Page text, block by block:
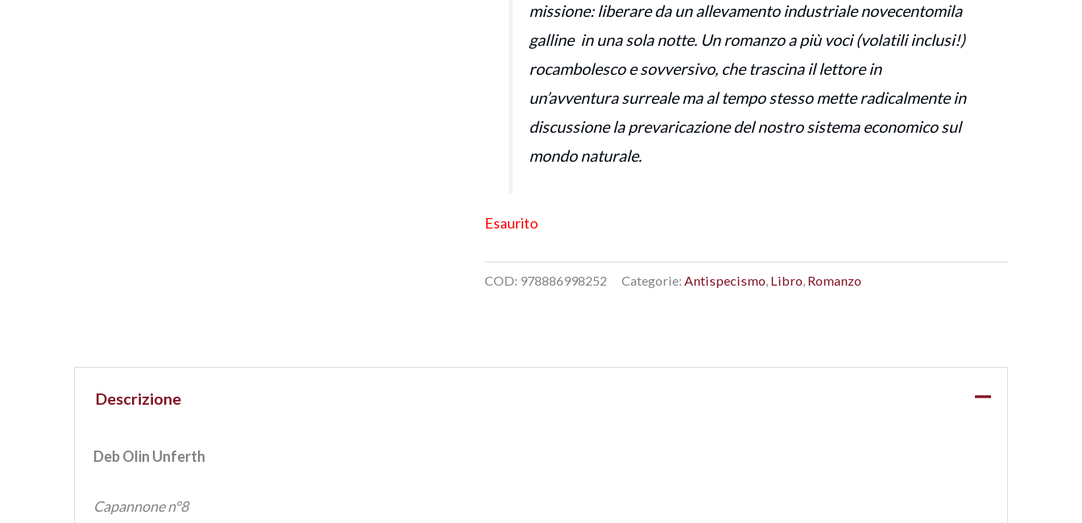
missione: liberare da un allevamento industriale novecentomila
galline in una sola notte. Un romanzo a più voci (volatili inclusi!)
rocambolesco e sovversivo, che trascina il lettore in
un’avventura surreale ma al tempo stesso mette radicalmente in
discussione la prevaricazione del nostro sistema economico sul
mondo naturale.
Esaurito
COD: 978886998252 Categorie:Antispecismo, Libro, Romanzo
Descrizione
Deb Olin Unferth
Capannone n°8